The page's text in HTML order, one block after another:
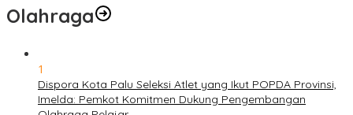
Olahraga
1
Dispora Kota Palu Seleksi Atlet yang Ikut POPDA Provinsi,
Imelda: Pemkot Komitmen Dukung Pengembangan